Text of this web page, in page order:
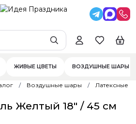
ЖИВЫЕ ЦВЕТЫ ВОЗДУШНЫЕ ШАРЫ
Воздушные шары Латексные
Желтый 18" / 45 см